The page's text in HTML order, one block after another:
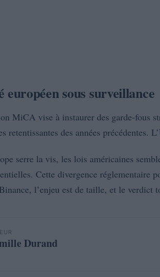
européen sous surveillance
MiCA vise à instaurer des garde-fous
retentissantes des années précédentes. L’
serre la vis, les lois américaines
Cette divergence réglementaire
l’enjeu est de taille, et le verdict
Durand